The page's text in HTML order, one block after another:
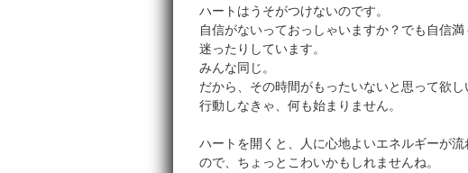
ハートはうそがつけないのです。
自信がないっておっしゃいますか？でも自信
迷ったりしています。
みんな同じ。
だから、その時間がもったいないと思って欲し
行動しなきゃ、何も始まりません。
ハートを開くと、人に心地よいエネルギーが
ので、ちょっとこわいかもしれませんね。